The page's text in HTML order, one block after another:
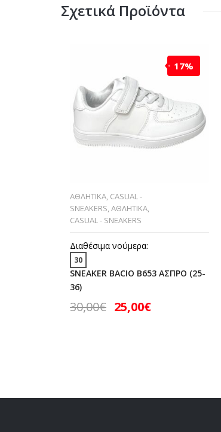
Σχετικά Προϊόντα
17%
ΑΘΛΗΤΙΚΑ, CASUAL -
SNEAKERS,ΑΘΛΗΤΙΚΑ,
CASUAL - SNEAKERS
Διαθέσιμα νούμερα:
30
SNEAKER BACIO B653 ΑΣΠΡΟ (25-
36)
30,00€ 25,00€